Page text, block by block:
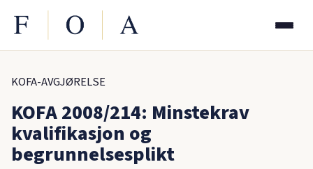
KOFA-AVGJØRELSE
KOFA 2008/214: Minstekrav
kvalifikasjon og
begrunnelsesplikt